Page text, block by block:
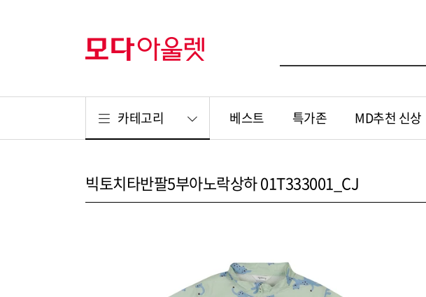
카테고리 베스트 특가존 MD추천 신상
빅토치타반팔5부아노락상하 01T333001_CJ